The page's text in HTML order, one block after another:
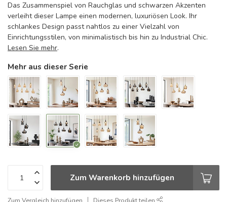
Das Zusammenspiel von Rauchglas und schwarzen Akzenten
verleiht dieser Lampe einen modernen, luxuriösen Look. Ihr
schlankes Design passt nahtlos zu einer Vielzahl von
Einrichtungsstilen, von minimalistisch bis hin zu Industrial Chic.
Lesen Sie mehr.
Mehr aus dieser Serie
Zum Warenkorb hinzufügen
Zum Vergleich hinzufügen Dieses Produkt teilen